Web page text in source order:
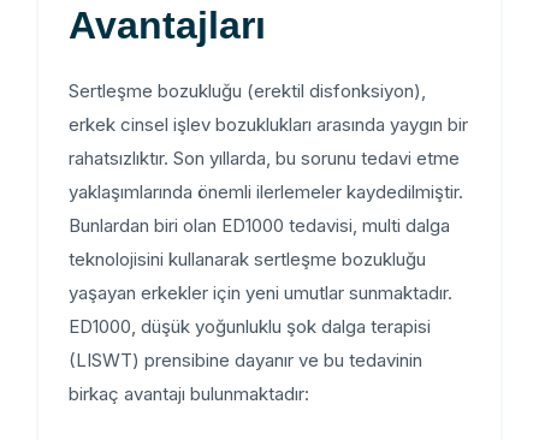
Avantajları
Sertleşme bozukluğu (erektil disfonksiyon),
erkek cinsel işlev bozuklukları arasında yaygın bir
rahatsızlıktır. Son yıllarda, bu sorunu tedavi etme
yaklaşımlarında önemli ilerlemeler kaydedilmiştir.
Bunlardan biri olan ED1000 tedavisi, multi dalga
teknolojisini kullanarak sertleşme bozukluğu
yaşayan erkekler için yeni umutlar sunmaktadır.
ED1000, düşük yoğunluklu şok dalga terapisi
(LISWT) prensibine dayanır ve bu tedavinin
birkaç avantajı bulunmaktadır: